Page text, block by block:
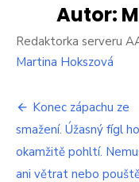
umí
udělat
rajskou
si
recept
našich
Autor:
Redaktorka serveru
Martina Hokszová
Navigace
pro
příspěvek
Konec zápachu ze
smažení. Úžasný fígl ho
okamžitě pohltí.
ani větrat nebo